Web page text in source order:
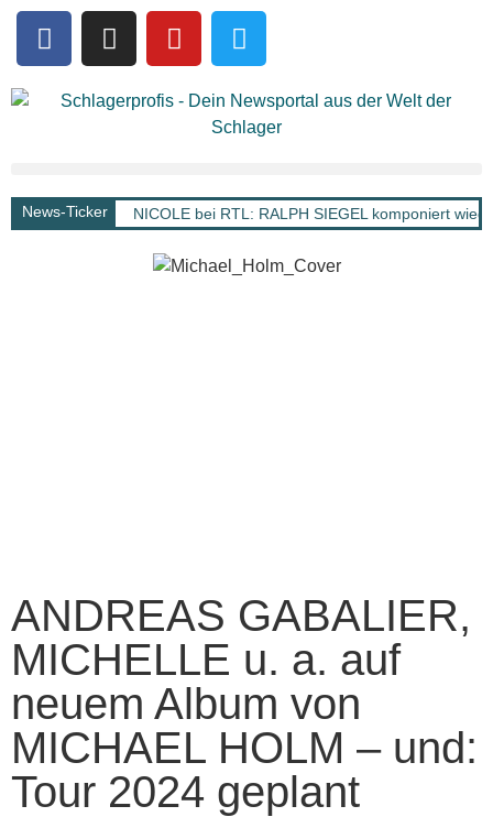
News-Ticker NICOLE bei RTL: RALPH SIEGEL komponiert
ANDREAS GABALIER,
MICHELLE u. a. auf
neuem Album von
MICHAEL HOLM – und:
Tour 2024 geplant